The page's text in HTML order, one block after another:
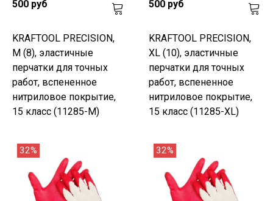
500 руб
KRAFTOOL PRECISION,
M (8), эластичные
перчатки для точных
работ, вспененное
нитриловое покрытие,
15 класс (11285-M)
500 руб
KRAFTOOL PRECISION,
XL (10), эластичные
перчатки для точных
работ, вспененное
нитриловое покрытие,
15 класс (11285-XL)
32% 32%